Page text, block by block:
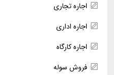
اجاره تجاری
اجاره اداری
اجاره کارگاه
فروش سوله